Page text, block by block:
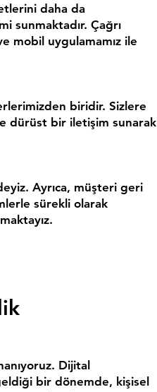
daha da
sunmaktadır. Çağrı
mobil uygulamamız ile
biridir. Sizlere
dürüst bir iletişim sunarak
Ayrıca, müşteri geri
sürekli olarak
Dijital
bir dönemde, kişisel